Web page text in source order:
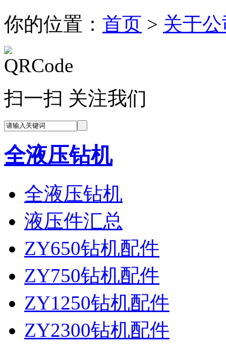
你的位置： 首页 > 关于
扫一扫 关注我们
全液压钻机
全液压钻机
液压件汇总
ZY650钻机配件
ZY750钻机配件
ZY1250钻机配件
ZY2300钻机配件